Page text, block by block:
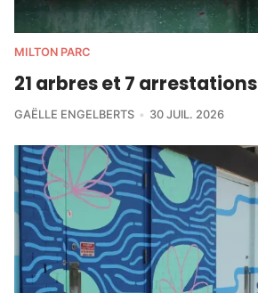
MILTON PARC
21 arbres et 7 arrestations
GAËLLE ENGELBERTS 30 JUIL. 2026